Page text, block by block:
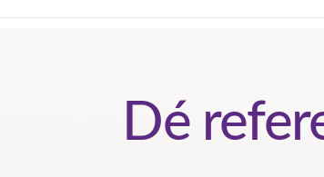
Dé